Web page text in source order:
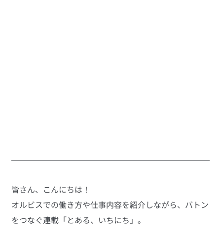
皆さん、こんにちは！
オルビスでの働き方や仕事内容を紹介しながら、バトン
をつなぐ連載「とある、いちにち」。